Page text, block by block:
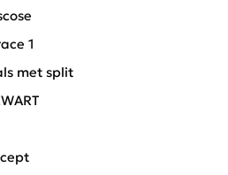
1
met split